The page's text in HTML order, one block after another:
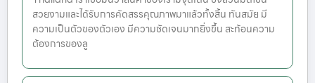
สวยงามและได้รับการคัดสรรคุณภาพมาแล้วทั้งสิ้น ทันสมัย มี
ความเป็นตัวของตัวเอง มีความชัดเจนมากยิ่งขึ้น สะท้อนความ
ต้องการของลู